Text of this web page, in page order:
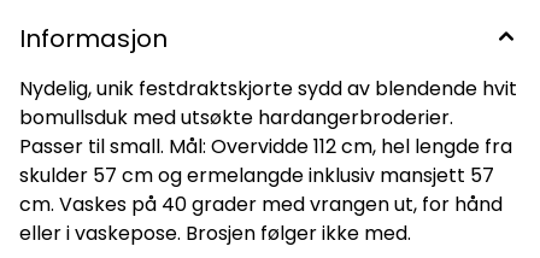
Informasjon
Nydelig, unik festdraktskjorte sydd av blendende hvit
bomullsduk med utsøkte hardangerbroderier.
Passer til small. Mål: Overvidde 112 cm, hel lengde fra
skulder 57 cm og ermelangde inklusiv mansjett 57
cm. Vaskes på 40 grader med vrangen ut, for hånd
eller i vaskepose. Brosjen følger ikke med.